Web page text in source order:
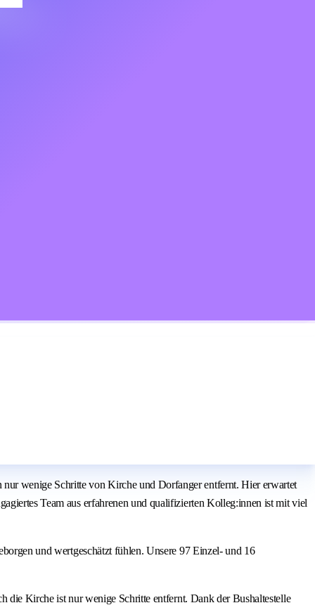
wenige Schritte von Kirche und Dorfanger entfernt. Hier erwartet
Team aus erfahrenen und qualifizierten Kolleg:innen ist mit viel
und wertgeschätzt fühlen. Unsere 97 Einzel- und 16
die Kirche ist nur wenige Schritte entfernt. Dank der Bushaltestelle